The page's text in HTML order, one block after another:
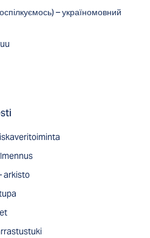
– україномовний
arkisto